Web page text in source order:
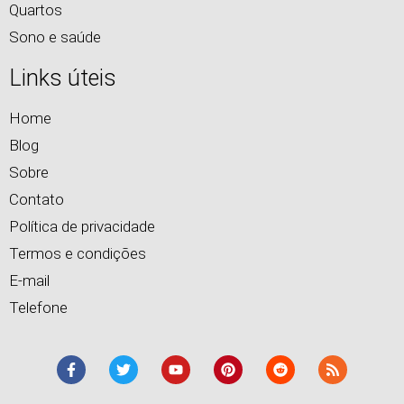
Quartos
Sono e saúde
Links úteis
Home
Blog
Sobre
Contato
Política de privacidade
Termos e condições
E-mail
Telefone